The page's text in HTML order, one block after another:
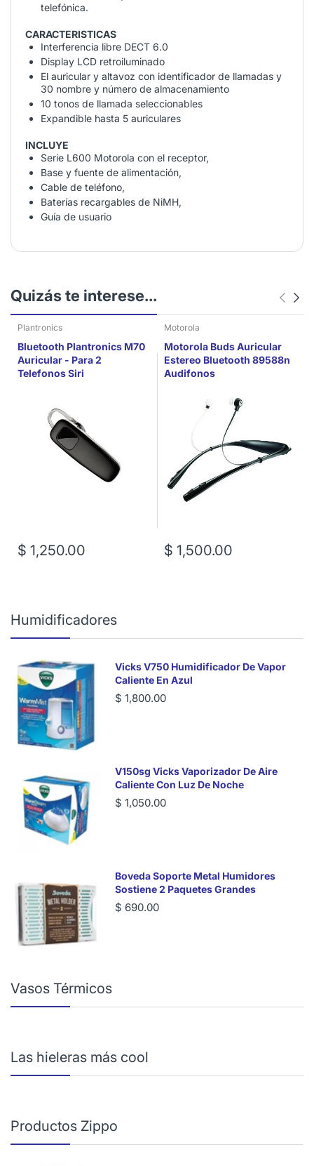
telefónica.
CARACTERISTICAS
Interferencia libre DECT 6.0
Display LCD retroiluminado
El auricular y altavoz con identificador de llamadas y
30 nombre y número de almacenamiento
10 tonos de llamada seleccionables
Expandible hasta 5 auriculares
INCLUYE
Serie L600 Motorola con el receptor,
Base y fuente de alimentación,
Cable de teléfono,
Baterías recargables de NiMH,
Guía de usuario
Quizás te interese...
Plantronics
Bluetooth Plantronics M70
Auricular - Para 2
Telefonos Siri
$ 1,250.00
Motorola
Motorola Buds Auricular
Estereo Bluetooth 89588n
Audifonos
$ 1,500.00
Humidificadores
Vicks V750 Humidificador De Vapor
Caliente En Azul
$ 1,800.00
V150sg Vicks Vaporizador De Aire
Caliente Con Luz De Noche
$ 1,050.00
Boveda Soporte Metal Humidores
Sostiene 2 Paquetes Grandes
$ 690.00
Vasos Térmicos
Las hieleras más cool
Productos Zippo